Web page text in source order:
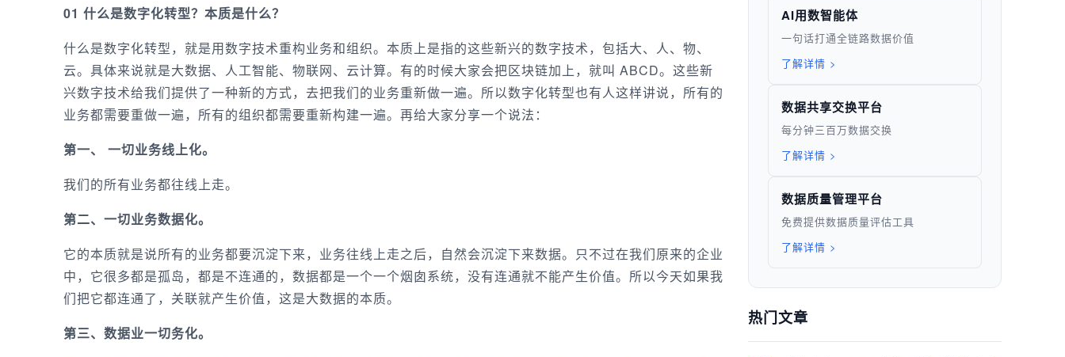
01 什么是数字化转型？本质是什么？
什么是数字化转型，就是用数字技术重构业务和组织。本质上是指的这些新兴的数字技术，包括大、人、物、
云。具体来说就是大数据、人工智能、物联网、云计算。有的时候大家会把区块链加上，就叫 ABCD。这些新
兴数字技术给我们提供了一种新的方式，去把我们的业务重新做一遍。所以数字化转型也有人这样讲说，所有的
业务都需要重做一遍，所有的组织都需要重新构建一遍。再给大家分享一个说法：
第一、 一切业务线上化。
我们的所有业务都往线上走。
第二、一切业务数据化。
它的本质就是说所有的业务都要沉淀下来，业务往线上走之后，自然会沉淀下来数据。只不过在我们原来的企业
中，它很多都是孤岛，都是不连通的，数据都是一个一个烟囱系统，没有连通就不能产生价值。所以今天如果我
们把它都连通了，关联就产生价值，这是大数据的本质。
第三、数据业一切务化。
AI用数智能体
一句话打通全链路数据价值
了解详情 >
数据共享交换平台
每分钟三百万数据交换
了解详情 >
数据质量管理平台
免费提供数据质量评估工具
了解详情 >
热门文章